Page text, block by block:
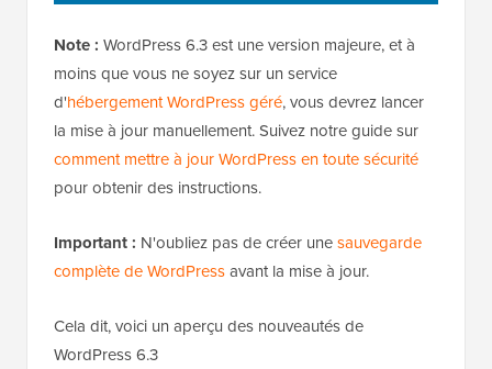
Note : WordPress 6.3 est une version majeure, et à
moins que vous ne soyez sur un service
d'hébergement WordPress géré, vous devrez lancer
la mise à jour manuellement. Suivez notre guide sur
comment mettre à jour WordPress en toute sécurité
pour obtenir des instructions.
Important : N'oubliez pas de créer unesauvegarde
complète de WordPressavant la mise à jour.
Cela dit, voici un aperçu des nouveautés de
WordPress 6.3